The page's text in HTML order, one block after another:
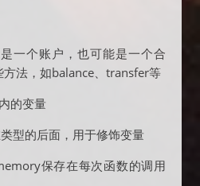
一个账户，也可能是一个合
法，如balance、transfer等
的变量
型的后面，用于修饰变量
保存在每次函数的调用